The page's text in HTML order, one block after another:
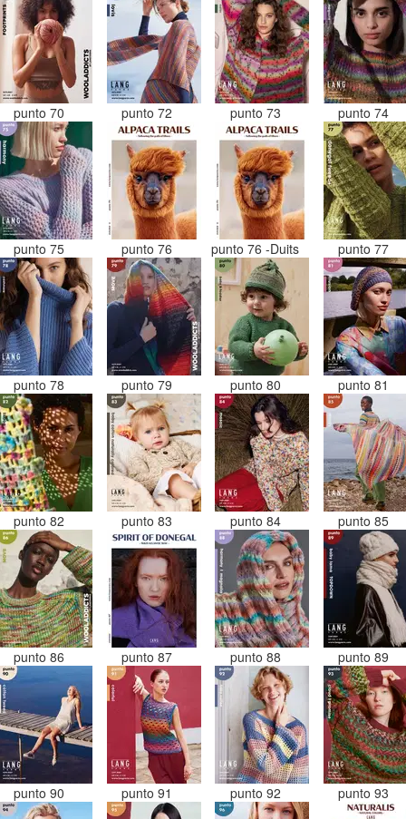
punto 70 punto 72 punto 73 punto 74
punto 75 punto 76 punto 76 -Duits punto 77
punto 78 punto 79 punto 80 punto 81
punto 82 punto 83 punto 84 punto 85
punto 86 punto 87 punto 88 punto 89
punto 90 punto 91 punto 92 punto 93